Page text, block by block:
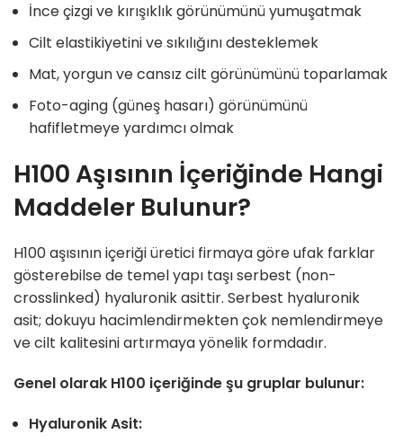
İnce çizgi ve kırışıklık görünümünü yumuşatmak
Cilt elastikiyetini ve sıkılığını desteklemek
Mat, yorgun ve cansız cilt görünümünü toparlamak
Foto-aging (güneş hasarı) görünümünü
hafifletmeye yardımcı olmak
H100 Aşısının İçeriğinde Hangi
Maddeler Bulunur?
H100 aşısının içeriği üretici firmaya göre ufak farklar
gösterebilse de temel yapı taşı serbest (non-
crosslinked) hyaluronik asittir. Serbest hyaluronik
asit; dokuyu hacimlendirmekten çok nemlendirmeye
ve cilt kalitesini artırmaya yönelik formdadır.
Genel olarak H100 içeriğinde şu gruplar bulunur:
Hyaluronik Asit: